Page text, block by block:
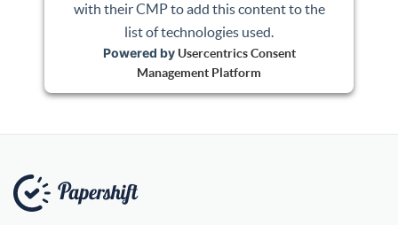
with their CMP to add this content to the
list of technologies used.
Powered by Usercentrics Consent
Management Platform